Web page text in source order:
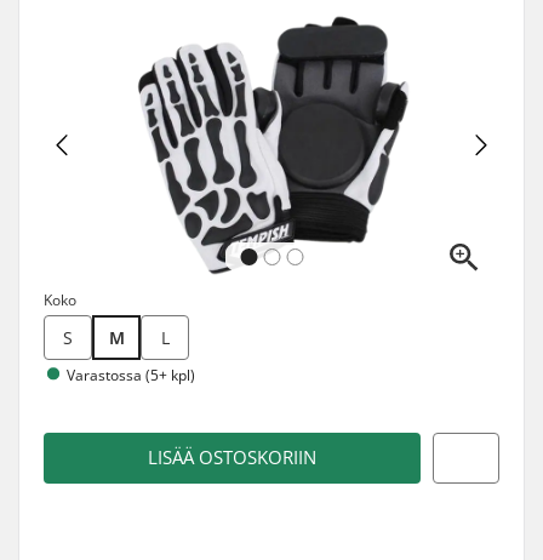
Koko
S M L
Varastossa (5+ kpl)
LISÄÄ OSTOSKORIIN